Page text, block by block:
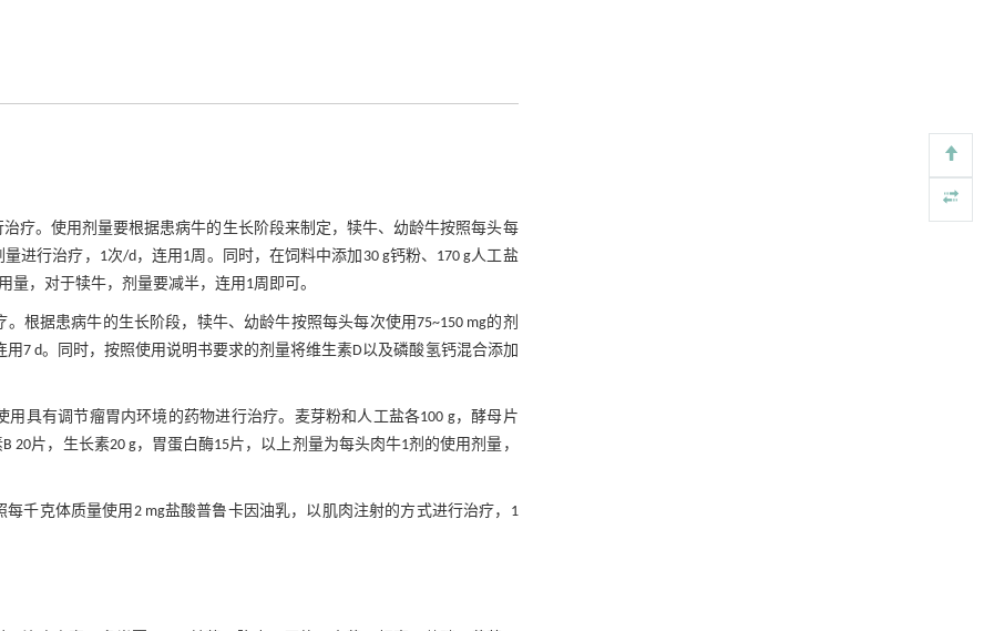
疗。使用剂量要根据患病牛的生长阶段来制定，犊牛、幼龄牛按照每头每
进行治疗，1次/d，连用1周。同时，在饲料中添加30 g钙粉、170 g人工盐
量，对于犊牛，剂量要减半，连用1周即可。
根据患病牛的生长阶段，犊牛、幼龄牛按照每头每次使用75~150 mg的剂
7 d。同时，按照使用说明书要求的剂量将维生素D以及磷酸氢钙混合添加
具有调节瘤胃内环境的药物进行治疗。麦芽粉和人工盐各100 g，酵母片
20片，生长素20 g，胃蛋白酶15片，以上剂量为每头肉牛1剂的使用剂量，
千克体质量使用2 mg盐酸普鲁卡因油乳，以肌肉注射的方式进行治疗，1